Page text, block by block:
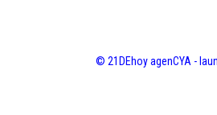
© 21DEhoy agenCYA -